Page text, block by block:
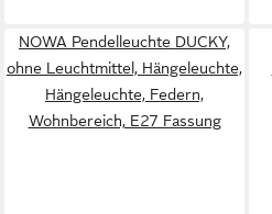
NOWA Pendelleuchte DUCKY,
ohne Leuchtmittel, Hängeleuchte,
Hängeleuchte, Federn,
Wohnbereich, E27 Fassung